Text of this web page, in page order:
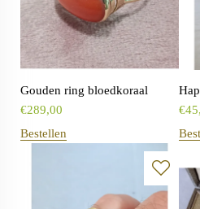
Gouden ring bloedkoraal
€289,00
Bestellen
€